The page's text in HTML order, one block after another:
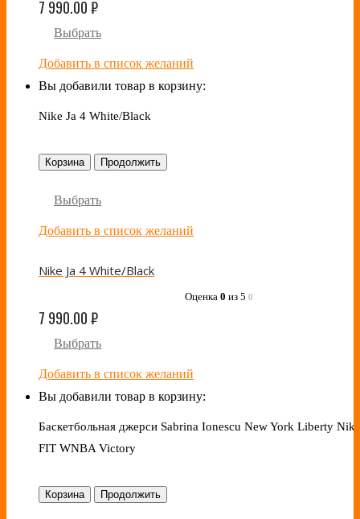
7 990.00₽
Выбрать
Добавить в список желаний
Вы добавили товар в корзину:
Nike Ja 4 White/Black
Корзина Продолжить
Выбрать
Добавить в список желаний
Nike Ja 4 White/Black
Оценка 0 из 5 0
7 990.00₽
Выбрать
Добавить в список желаний
Вы добавили товар в корзину:
Баскетбольная джерси Sabrina Ionescu New York Liberty
FIT WNBA Victory
Корзина Продолжить